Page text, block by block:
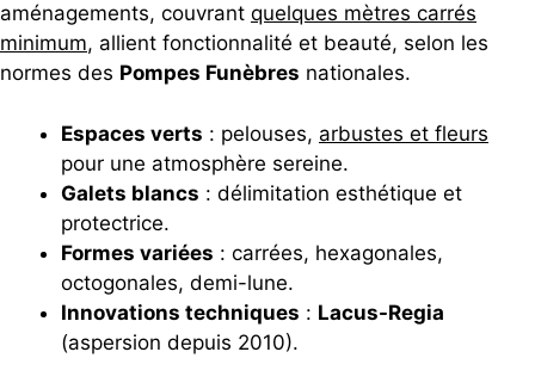
aménagements, couvrant quelques mètres carrés
minimum, allient fonctionnalité et beauté, selon les
normes des Pompes Funèbres nationales.
Espaces verts : pelouses, arbustes et fleurs
pour une atmosphère sereine.
Galets blancs : délimitation esthétique et
protectrice.
Formes variées : carrées, hexagonales,
octogonales, demi-lune.
Innovations techniques : Lacus-Regia
(aspersion depuis 2010).